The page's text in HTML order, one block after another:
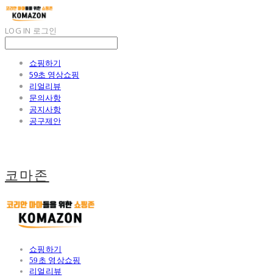
LOG IN 로그인
쇼핑하기
59초 영상쇼핑
리얼리뷰
문의사항
공지사항
공구제안
코마존
쇼핑하기
59초 영상쇼핑
리얼리뷰